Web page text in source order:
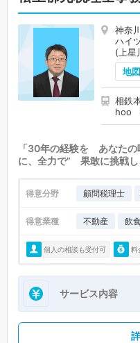
神奈
ハイ
(上星
地図
相鉄
hoo
「30年の経験を あなた
に、全力で” 果敢に挑戦し
得意分野 顧問税理士
得意業種 不動産 飲
個人の相談も受付可 料
サービス内容